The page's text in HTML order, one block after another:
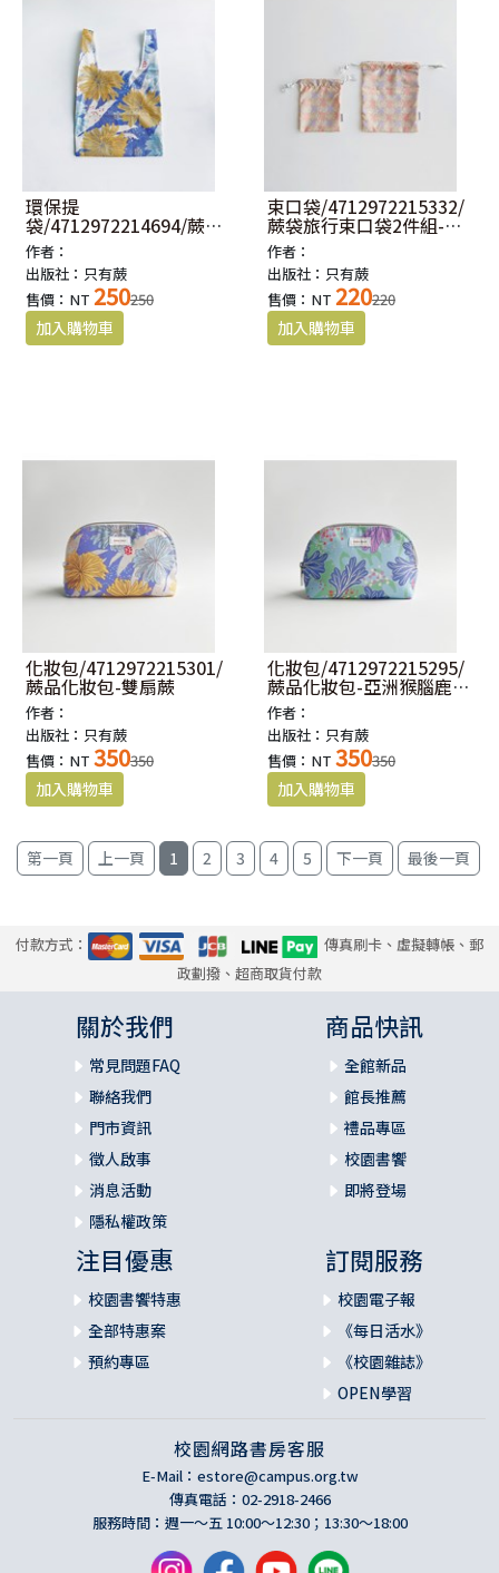
環保提
袋/4712972214694/蕨印
環保提袋2.0-雙扇蕨
作者：
出版社：只有蕨
售價：NT 250250
束口袋/4712972215332/
蕨袋旅行束口袋2件組-東
洋山蘇花
作者：
出版社：只有蕨
售價：NT 220220
化妝包/4712972215301/
蕨品化妝包-雙扇蕨
作者：
出版社：只有蕨
售價：NT 350350
化妝包/4712972215295/
蕨品化妝包-亞洲猴腦鹿角
蕨
作者：
出版社：只有蕨
售價：NT 350350
1 2 3 4 5
付款方式：
傳真刷卡、虛擬轉帳、郵
政劃撥、超商取貨付款
關於我們
常見問題FAQ
聯絡我們
門市資訊
徵人啟事
消息活動
隱私權政策
商品快訊
全館新品
館長推薦
禮品專區
校園書饗
即將登場
注目優惠
校園書饗特惠
全部特惠案
預約專區
訂閱服務
校園電子報
《每日活水》
《校園雜誌》
OPEN學習
校園網路書房客服
E-Mail： estore@campus.org.tw
傳真電話：02-2918-2466
服務時間：週一～五 10:00～12:30；13:30～18:00